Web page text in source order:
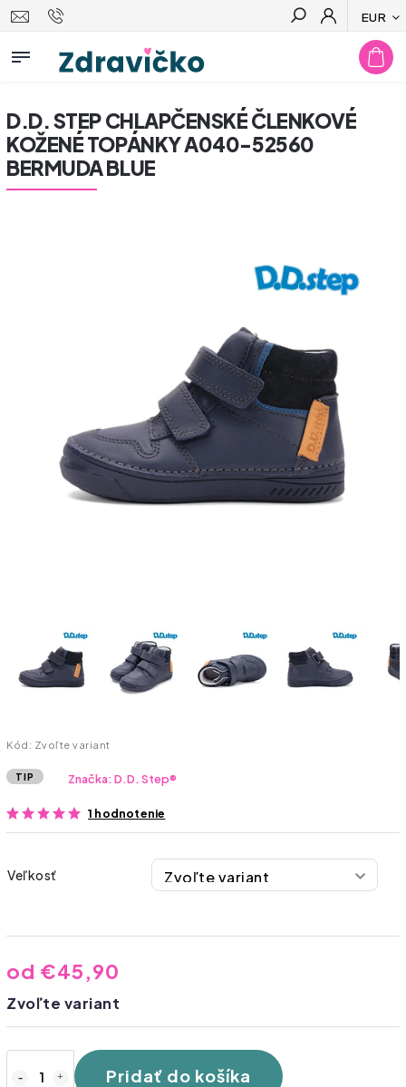
EUR
Hľadať
D.D. STEP CHLAPČENSKÉ ČLENKOVÉ
KOŽENÉ TOPÁNKY A040-52560
BERMUDA BLUE
Kód: Zvoľte variant
TIP
1 hodnotenie
Značka:D.D. Step®
Veľkosť
od €45,90
Zvoľte variant
Pridať do košíka